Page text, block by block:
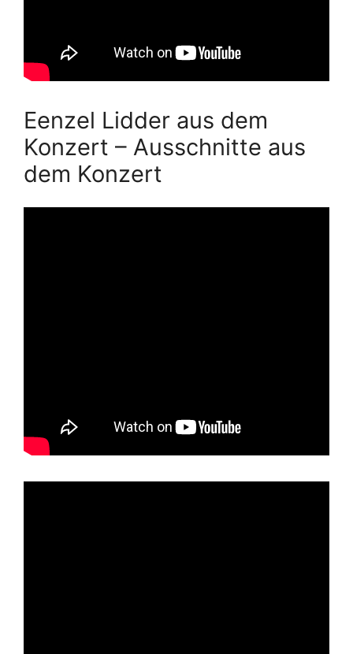
Eenzel Lidder aus dem
Konzert – Ausschnitte aus
dem Konzert